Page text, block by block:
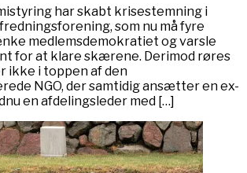
har skabt krisestemning i
som nu må fyre
medlemsdemokratiet og varsle
for at klare skærene. Derimod røres
ikke i toppen af den
NGO, der samtidig ansætter en ex-
en afdelingsleder med […]